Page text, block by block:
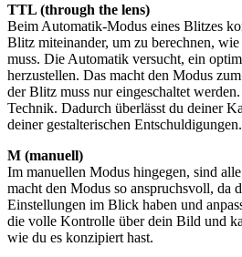
TTL (through the lens)
Beim Automatik-Modus eines Blitzes
Blitz miteinander, um zu berechnen,
muss. Die Automatik versucht, ein
herzustellen. Das macht den Modus
der Blitz muss nur eingeschaltet
Technik. Dadurch überlässt du deiner
deiner gestalterischen Entschuldigungen.
M (manuell)
Im manuellen Modus hingegen, sind
macht den Modus so anspruchsvoll, da
Einstellungen im Blick haben und
die volle Kontrolle über dein Bild und
wie du es konzipiert hast.